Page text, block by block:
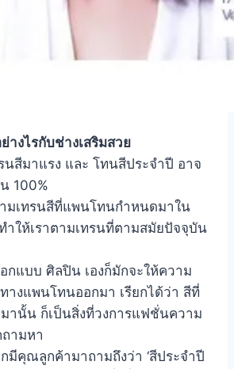
งไรกับช่างเสริมสวย
นสีมาแรง และ โทนสีประจำปี อาจ
100%
มเทรนสีที่แพนโทนกำหนดมาใน
ำให้เราตามเทรนที่ตามสมัยปัจจุบัน
กแบบ ศิลปิน เองก็มักจะให้ความ
งแพนโทนออกมา เรียกได้ว่า สีที่
านั้น ก็เป็นสิ่งที่วงการแฟชั่นความ
ามหา
มีคุณลูกค้ามาถามถึงว่า ‘สีประจำปี